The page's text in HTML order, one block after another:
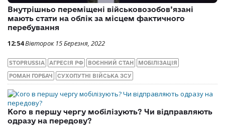
Внутрішньо переміщені військовозобов’язані
мають стати на облік за місцем фактичного
перебування
12:54Вівторок 15 Березня, 2022
STOPRUSSIA АГРЕСІЯ РФ ВОЄННИЙ СТАН МОБІЛІЗАЦІЯ
РОМАН ГОРБАЧ СУХОПУТНІ ВІЙСЬКА ЗСУ
Кого в першу чергу мобілізують? Чи відправляють
одразу на передову?